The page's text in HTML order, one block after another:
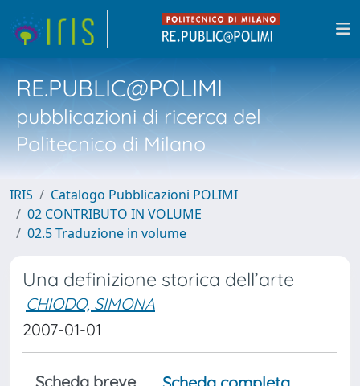
RE.PUBLIC@POLIMI
pubblicazioni di ricerca del
Politecnico di Milano
IRIS
Catalogo Pubblicazioni POLIMI
02 CONTRIBUTO IN VOLUME
02.5 Traduzione in volume
Una definizione storica dell’arte
CHIODO, SIMONA
2007-01-01
Scheda breve